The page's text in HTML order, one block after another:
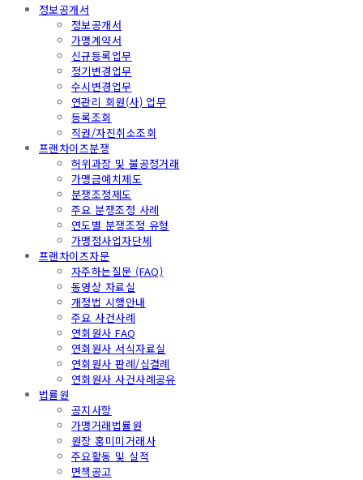
정보공개서
정보공개서
가맹계약서
신규등록업무
정기변경업무
수시변경업무
연관리 회원(사) 업무
등록조회
직권/자진취소조회
프랜차이즈분쟁
허위과장 및 불공정거래
가맹금예치제도
분쟁조정제도
주요 분쟁조정 사례
연도별 분쟁조정 유형
가맹점사업자단체
프랜차이즈자문
자주하는질문 (FAQ)
동영상 자료실
개정법 시행안내
주요 사건사례
연회원사 FAQ
연회원사 서식자료실
연회원사 판례/심결례
연회원사 사건사례공유
법률원
공지사항
가맹거래법률원
원장 홍미미거래사
주요활동 및 실적
면책공고